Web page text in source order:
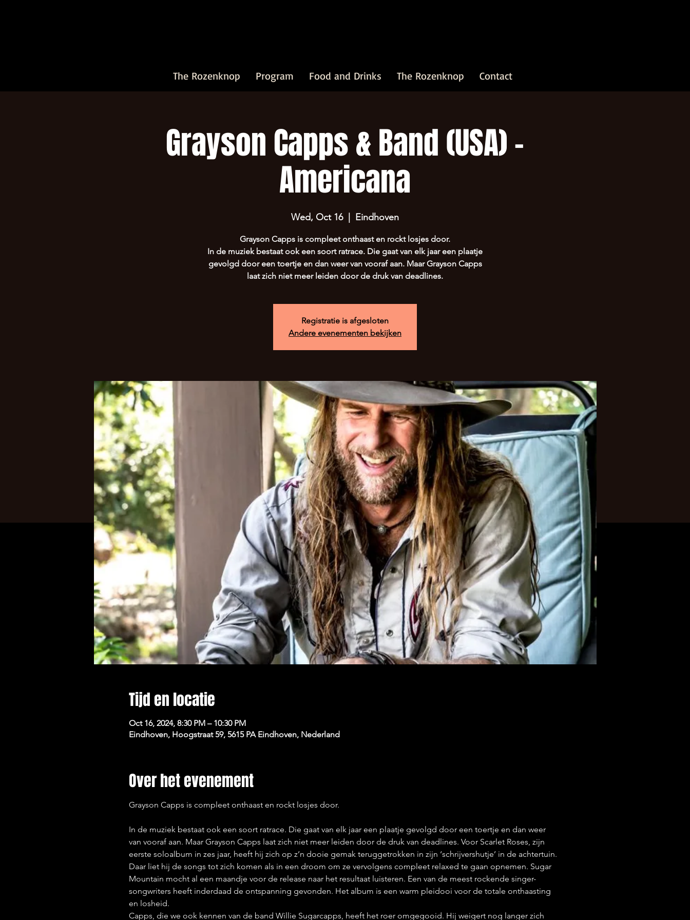
The Rozenknop Program Food and Drinks The Rozenknop Contact
Grayson Capps & Band (USA) -
Americana
Wed, Oct 16
  |
Eindhoven
Grayson Capps is compleet onthaast en rockt losjes door.
In de muziek bestaat ook een soort ratrace. Die gaat van elk jaar een plaatje
gevolgd door een toertje en dan weer van vooraf aan. Maar Grayson Capps
laat zich niet meer leiden door de druk van deadlines.
Registratie is afgesloten
Andere evenementen bekijken
Tijd en locatie
Oct 16, 2024, 8:30 PM – 10:30 PM
Eindhoven, Hoogstraat 59, 5615 PA Eindhoven, Nederland
Over het evenement
Grayson Capps is compleet onthaast en rockt losjes door.
In de muziek bestaat ook een soort ratrace. Die gaat van elk jaar een plaatje gevolgd door een toertje en dan weer
van vooraf aan. Maar Grayson Capps laat zich niet meer leiden door de druk van deadlines. Voor Scarlet Roses, zijn
eerste soloalbum in zes jaar, heeft hij zich op z’n dooie gemak teruggetrokken in zijn ‘schrijvershutje’ in de achtertuin.
Daar liet hij de songs tot zich komen als in een droom om ze vervolgens compleet relaxed te gaan opnemen. Sugar
Mountain mocht al een maandje voor de release naar het resultaat luisteren. Een van de meest rockende singer-
songwriters heeft inderdaad de ontspanning gevonden. Het album is een warm pleidooi voor de totale onthaasting
en losheid.
Capps, die we ook kennen van de band Willie Sugarcapps, heeft het roer omgegooid. Hij weigert nog langer zich